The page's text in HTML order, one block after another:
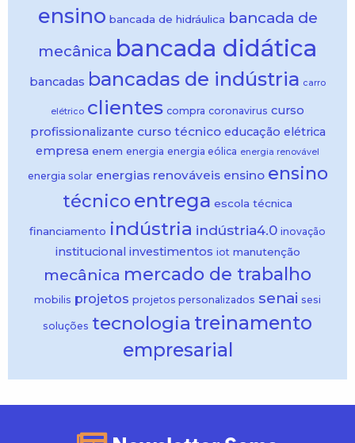
ensino bancada de hidráulica bancada de
mecânica bancada didática
bancadas bancadas de indústria carro
elétrico clientes compra coronavirus curso
profissionalizante curso técnico educação elétrica
empresa enem energia energia eólica energia renovável
energia solar energias renováveis ensino ensino
técnico entrega escola técnica
financiamento indústria indústria4.0 inovação
institucional investimentos iot manutenção
mecânica mercado de trabalho
mobilis projetos projetos personalizados senai sesi
soluções tecnologia treinamento
empresarial